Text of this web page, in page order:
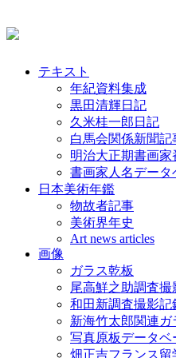
テキスト
年紀資料集成
黒田清輝日記
久米桂一郎日記
白馬会関係新聞記
明治大正期書画
書画家人名デー
日本美術年鑑
物故者記事
美術界年史
Art news articles
画像
ガラス乾板
尾高鮮之助調査撮
和田新調査撮影記
新海竹太郎関連ガ
写真原板データベ
畑正吉フランス留